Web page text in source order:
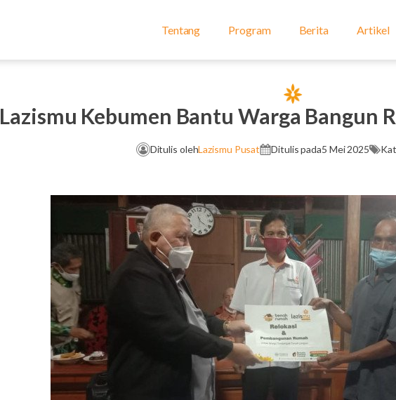
Tentang Program Berita Artikel
Lazismu Kebumen Bantu Warga Bangun
Ditulis olehLazismu Pusat Ditulis pada5 Mei 2025